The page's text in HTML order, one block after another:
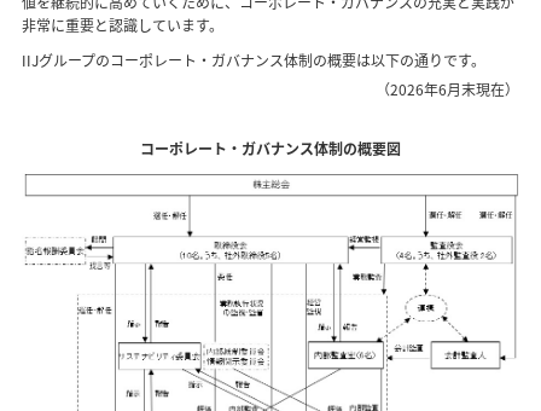
非常に重要と認識しています。
IIJグループのコーポレート・ガバナンス体制の概要は以下の通りです。
（2026年6月末現在）
コーポレート・ガバナンス体制の概要図